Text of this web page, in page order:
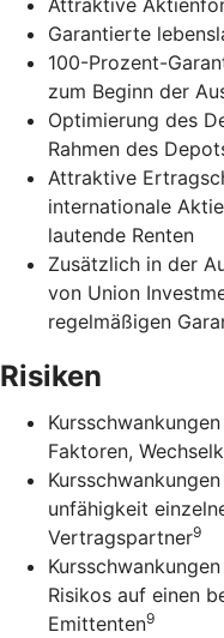
Garantierte
100-Prozent-
zum Beginn der
Optimierung des
Rahmen des
Attraktive
internationale
lautende Renten
Zusätzlich in der
von Union
regelmäßigen
Risiken
Faktoren,
unfähigkeit
Vertragspartner9
Risikos auf einen
Emittenten9